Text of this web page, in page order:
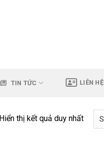
TIN TỨC LIÊN HỆ
Hiển thị kết quả duy nhất